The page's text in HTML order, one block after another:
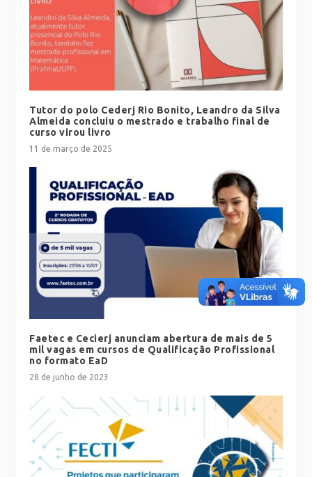
Tutor do polo Cederj Rio Bonito, Leandro da Silva
Almeida concluiu o mestrado e trabalho final de
curso virou livro
11 de março de 2025
Faetec e Cecierj anunciam abertura de mais de 5
mil vagas em cursos de Qualificação Profissional
no formato EaD
28 de junho de 2023